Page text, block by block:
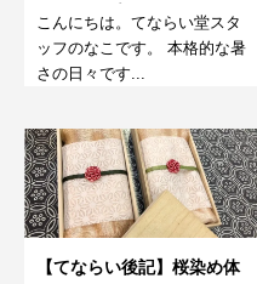
クショップ。7月
こんにちは。てならい堂スタ
ッフのなこです。 本格的な暑
さの日々です...
【てならい後記】桜染め体